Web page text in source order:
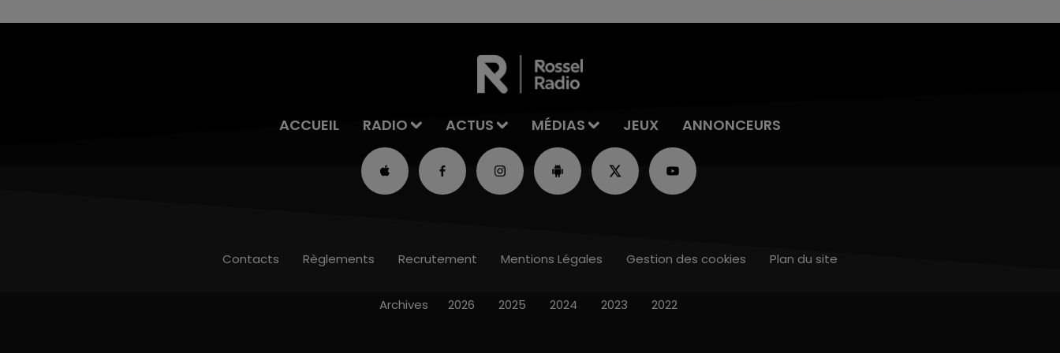
ACCUEIL RADIO ACTUS MÉDIAS JEUX ANNONCEURS
Contacts Règlements Recrutement Mentions Légales Gestion des cookies Plan du site
Archives 2026 2025 2024 2023 2022